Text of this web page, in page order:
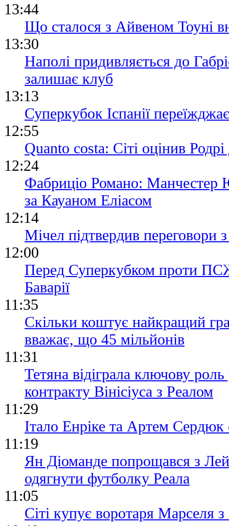
13:44
Що сталося з Айвеном Тоуні
13:30
Наполі придивляється до
залишає клуб
13:13
Суперкубок Іспанії
12:55
Quanto costa: Сіті оцінив
12:24
Фабриціо Романо: Манчестер
за Кауаном Еліасом
12:14
Мічел підтвердив
12:00
Перед Суперкубком проти ПСЖ
Баварії
11:35
Скільки коштує найкращий
вважає, що 45 мільйонів
11:31
Тетяна відіграла ключову
контракту Вінісіуса з Реалом
11:29
Італо Енріке та Артем Сердюк
11:19
Ян Діоманде попрощався з
одягнути футболку Реала
11:05
Сіті купує воротаря Марселя